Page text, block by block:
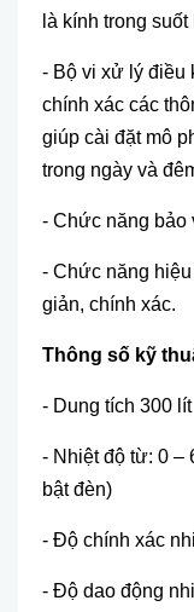
là kính trong
- Bộ vi xử lý điều
chính xác các
giúp cài đặt mô
trong ngày và
- Chức năng bảo
- Chức năng
giản, chính xác.
Thông số kỹ
- Dung tích 300 lít
- Nhiệt độ từ: 0 –
bật đèn)
- Độ chính xác
- Độ dao động